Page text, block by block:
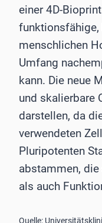
einer 4D-
menschlichen
Umfang
kann. Die neue
und skalierbare
darstellen, da
verwendeten
Pluripotenten
abstammen,
als auch
Quelle: